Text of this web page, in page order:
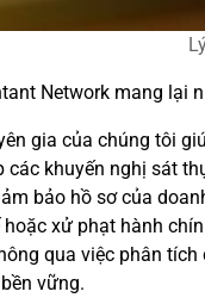
Network mang lại
gia của chúng tôi
các khuyến nghị sát
bảo hồ sơ của
xử phạt hành
qua việc phân
vững.